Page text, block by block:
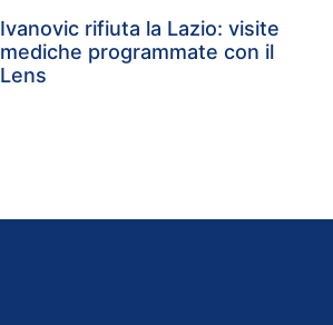
Ivanovic rifiuta la Lazio: visite
mediche programmate con il
Lens